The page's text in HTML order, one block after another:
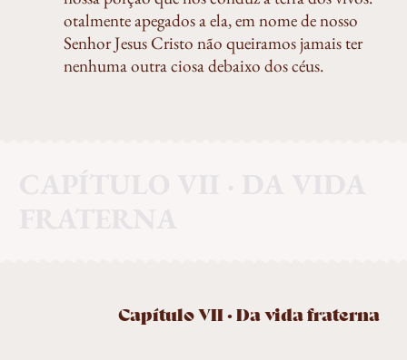
otalmente apegados a ela, em nome de nosso
Senhor Jesus Cristo não queiramos jamais ter
nenhuma outra ciosa debaixo dos céus.
Capítulo VII · Da vida fraterna